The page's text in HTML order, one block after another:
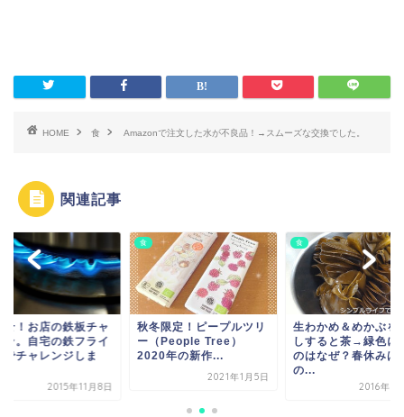
HOME 食 Amazonで注文した水が不良品！→スムーズな交換でした。
関連記事
せ！お店の鉄板チャ
ン。自宅の鉄フライ
でチャレンジしま
2015年11月8日
食
秋冬限定！ピープルツリ
ー（People Tree）
2020年の新作...
2021年1月5日
食
生わかめ＆めかぶを
しすると茶→緑色に
のはなぜ？春休みは
の...
2016年3